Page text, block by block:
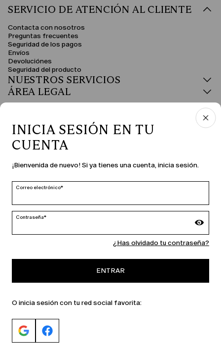
SERVICIO DE ATENCIÓN AL CLIENTE
Contacta con nosotros
Preguntas frecuentes
Seguridad de los pagos
Envíos
Devoluciónes
Seguridad del producto
NUESTROS SERVICIOS
ÁREA LEGAL
PAÍS E IDIOMA
España | es
MARINA RINALDI
INICIA SESIÓN EN TU
CUENTA
¡Bienvenida de nuevo! Si ya tienes una cuenta, inicia sesión.
Correo electrónico*
Contraseña*
¿Has olvidado tu contraseña?
ENTRAR
O inicia sesión con tu red social favorita: